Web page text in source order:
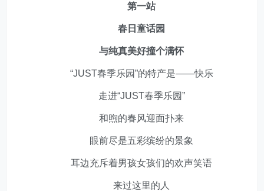
第一站
春日童话园
与纯真美好撞个满怀
“JUST春季乐园”的特产是——快乐
走进“JUST春季乐园”
和煦的春风迎面扑来
眼前尽是五彩缤纷的景象
耳边充斥着男孩女孩们的欢声笑语
来过这里的人